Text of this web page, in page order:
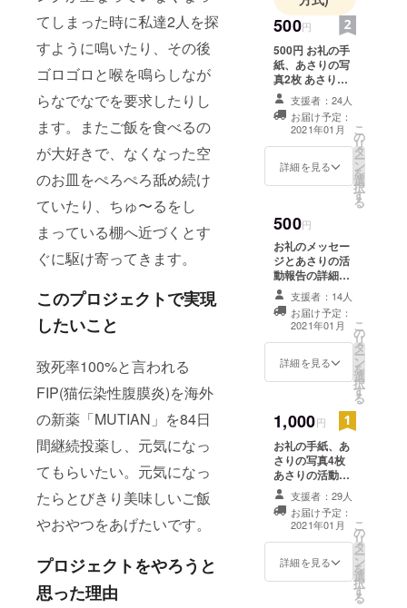
てしまった時に私達2人を探
すように鳴いたり、その後
ゴロゴロと喉を鳴らしなが
らなでなでを要求したりし
ます。またご飯を食べるの
が大好きで、なくなった空
のお皿をぺろぺろ舐め続け
ていたり、ちゅ〜るをし
まっている棚へ近づくとす
ぐに駆け寄ってきます。
このプロジェクトで実現
したいこと
致死率100%と言われる
FIP(猫伝染性腹膜炎)を海外
の新薬「MUTIAN」を84日
間継続投薬し、元気になっ
てもらいたい。元気になっ
たらとびきり美味しいご飯
やおやつをあげたいです。
プロジェクトをやろうと
思った理由
500円
500円 お礼の手
紙、あさりの写
真2枚 あさりの
活動報告の詳細
も一緒に同封さ
せて頂きます。
支援者：24人
お届け予定：
2021年01月
詳細を見る
こ
の
リ
タ
ー
ン
を
選
択
す
る
500円
お礼のメッセー
ジとあさりの活
動報告の詳細。
あさりの写真2
枚。支援者：14人
お届け予定：
2021年01月
詳細を見る
こ
の
リ
タ
ー
ン
を
選
択
す
る
1,000円
お礼の手紙、あ
さりの写真4枚
あさりの活動報
告の詳細も一緒
に同封させて頂
きます。
支援者：29人
お届け予定：
2021年01月
詳細を見る
こ
の
リ
タ
ー
ン
を
選
択
す
る